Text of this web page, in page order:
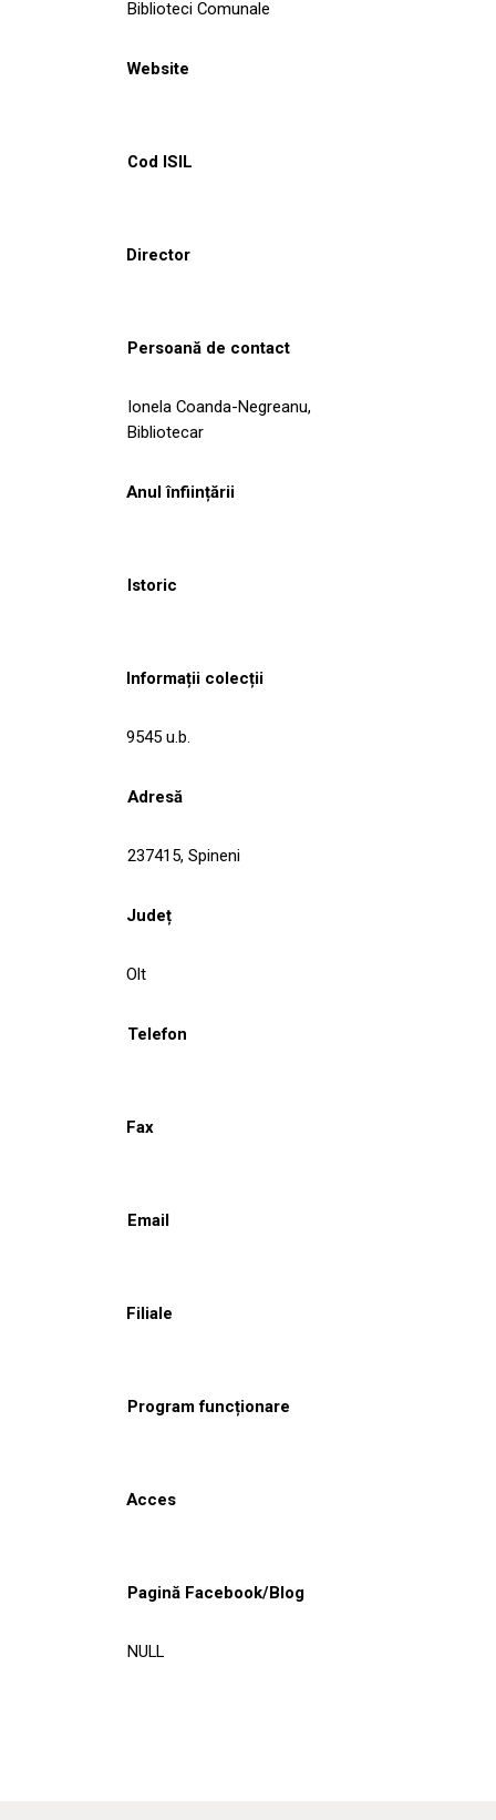
Biblioteci Comunale
Website
Cod ISIL
Director
Persoană de contact
Ionela Coanda-Negreanu,
Bibliotecar
Anul înființării
Istoric
Informații colecții
9545 u.b.
Adresă
237415, Spineni
Județ
Olt
Telefon
Fax
Email
Filiale
Program funcționare
Acces
Pagină Facebook/Blog
NULL